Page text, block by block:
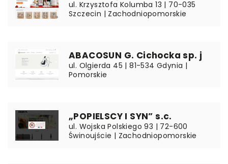
ul. Krzysztofa Kolumba 13 | 70-035
Szczecin | Zachodniopomorskie
ABACOSUN G. Cichocka sp. j
ul. Olgierda 45 | 81-534 Gdynia |
Pomorskie
„POPIELSCY I SYN” s.c.
ul. Wojska Polskiego 93 | 72-600
Świnoujście | Zachodniopomorskie